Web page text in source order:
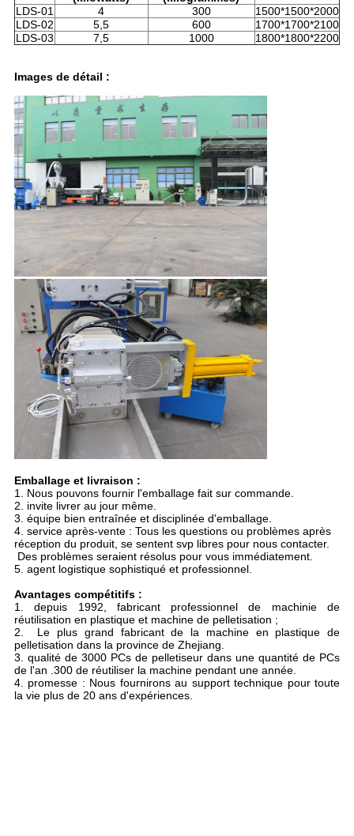
LDS-01
4 300
1500*1500*2000
LDS-02
5,5 600
1700*1700*2100
LDS-03
7,5 1000 1800*1800*2200
Images de détail :
Emballage et livraison :
1. Nous pouvons fournir l'emballage fait sur commande.
2. invite livrer au jour même.
3. équipe bien entraînée et disciplinée d'emballage.
4. service après-vente : Tous les questions ou problèmes après
réception du produit, se sentent svp libres pour nous contacter.
Des problèmes seraient résolus pour vous immédiatement.
5. agent logistique sophistiqué et professionnel.
Avantages compétitifs :
1. depuis 1992, fabricant professionnel de machinie de
réutilisation en plastique et machine de pelletisation ;
2. Le plus grand fabricant de la machine en plastique de
pelletisation dans la province de Zhejiang.
3. qualité de 3000 PCs de pelletiseur dans une quantité de PCs
de l'an .300 de réutiliser la machine pendant une année.
4. promesse : Nous fournirons au support technique pour toute
la vie plus de 20 ans d'expériences.